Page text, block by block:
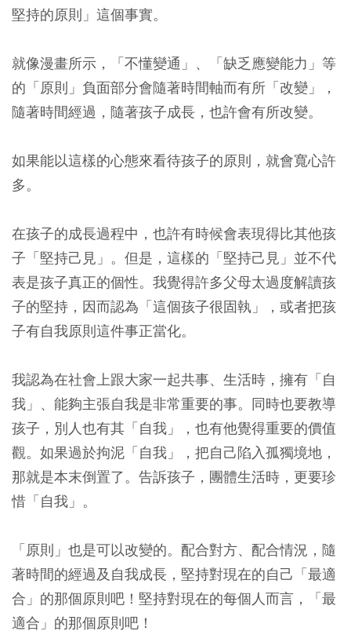
堅持的原則」這個事實。
就像漫畫所示，「不懂變通」、「缺乏應變能力」等
的「原則」負面部分會隨著時間軸而有所「改變」，
隨著時間經過，隨著孩子成長，也許會有所改變。
如果能以這樣的心態來看待孩子的原則，就會寬心許
多。
在孩子的成長過程中，也許有時候會表現得比其他孩
子「堅持己見」。但是，這樣的「堅持己見」並不代
表是孩子真正的個性。我覺得許多父母太過度解讀孩
子的堅持，因而認為「這個孩子很固執」，或者把孩
子有自我原則這件事正當化。
我認為在社會上跟大家一起共事、生活時，擁有「自
我」、能夠主張自我是非常重要的事。同時也要教導
孩子，別人也有其「自我」，也有他覺得重要的價值
觀。如果過於拘泥「自我」，把自己陷入孤獨境地，
那就是本末倒置了。告訴孩子，團體生活時，更要珍
惜「自我」。
「原則」也是可以改變的。配合對方、配合情況，隨
著時間的經過及自我成長，堅持對現在的自己「最適
合」的那個原則吧！堅持對現在的每個人而言，「最
適合」的那個原則吧！